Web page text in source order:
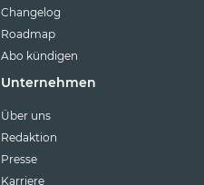
Changelog
Roadmap
Abo kündigen
Unternehmen
Über uns
Redaktion
Presse
Karriere